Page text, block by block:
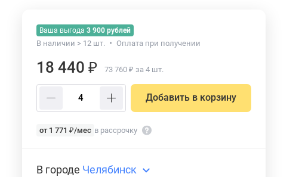
Ваша выгода 3 900 рублей
В наличии > 12 шт. Оплата при получении
18 440 ₽ 73 760 ₽ за 4 шт.
Добавить в корзину
от 1 771 ₽/мес в рассрочку
В городе Челябинск